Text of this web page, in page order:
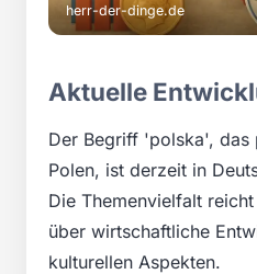
herr-der-dinge.de
Aktuelle
Der Begriff 'polska', das
Polen, ist derzeit in
Die Themenvielfalt
über wirtschaftliche
kulturellen Aspekten.